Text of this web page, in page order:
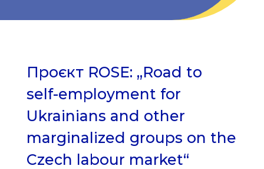
Проєкт ROSE: „Road to
self-employment for
Ukrainians and other
marginalized groups on the
Czech labour market“